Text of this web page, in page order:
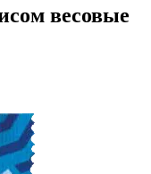
весовые